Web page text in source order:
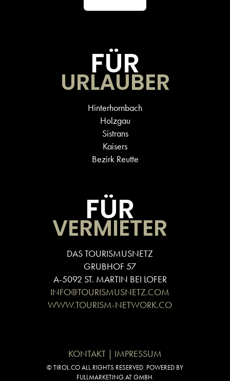
FÜR
URLAUBER
Hinterhornbach
Holzgau
Sistrans
Kaisers
Bezirk Reutte
FÜR
VERMIETER
DAS TOURISMUSNETZ
GRUBHOF 57
A-5092 ST. MARTIN BEI LOFER
INFO@TOURISMUSNETZ.COM
WWW.TOURISM-NETWORK.CO
KONTAKT | IMPRESSUM
© TIROL.CO ALL RIGHTS RESERVED. POWERED BY
FULLMARKETING.AT GMBH.